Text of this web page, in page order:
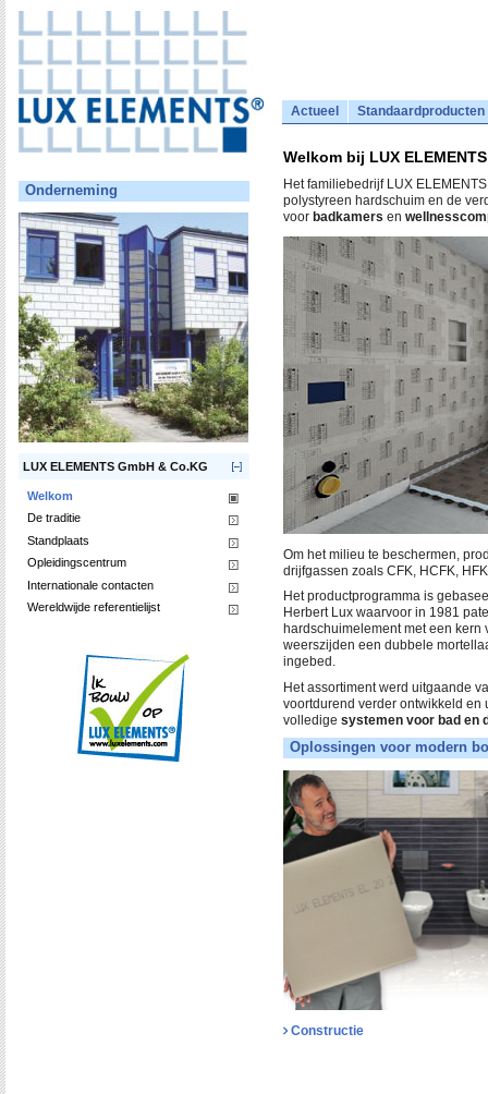
Actueel Standaardproducten
Onderneming
LUX ELEMENTS GmbH & Co.KG
Welkom
De traditie
Standplaats
Opleidingscentrum
Internationale contacten
Wereldwijde referentielijst
Welkom bij LUX ELEMENTS
Het familiebedrijf LUX
polystyreen hardschuim en de
voor badkamers en
Om het milieu te beschermen,
drijfgassen zoals CFK, HCFK,
Het productprogramma is
Herbert Lux waarvoor in 1981
hardschuimelement met een
weerszijden een dubbele
ingebed.
Het assortiment werd uitgaande
voortdurend verder ontwikkeld en
volledige systemen voor bad en
Oplossingen voor modern
Constructie